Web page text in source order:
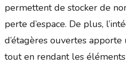
permettent de stocker de
perte d’espace. De plus,
d’étagères ouvertes
tout en rendant les